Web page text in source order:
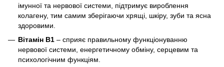
імунної та нервової системи, підтримує вироблення
колагену, тим самим зберігаючи хрящі, шкіру, зуби та ясна
здоровими.
Вітамін В1 – сприяє правильному функціонуванню
нервової системи, енергетичному обміну, серцевим та
психологічним функціям.